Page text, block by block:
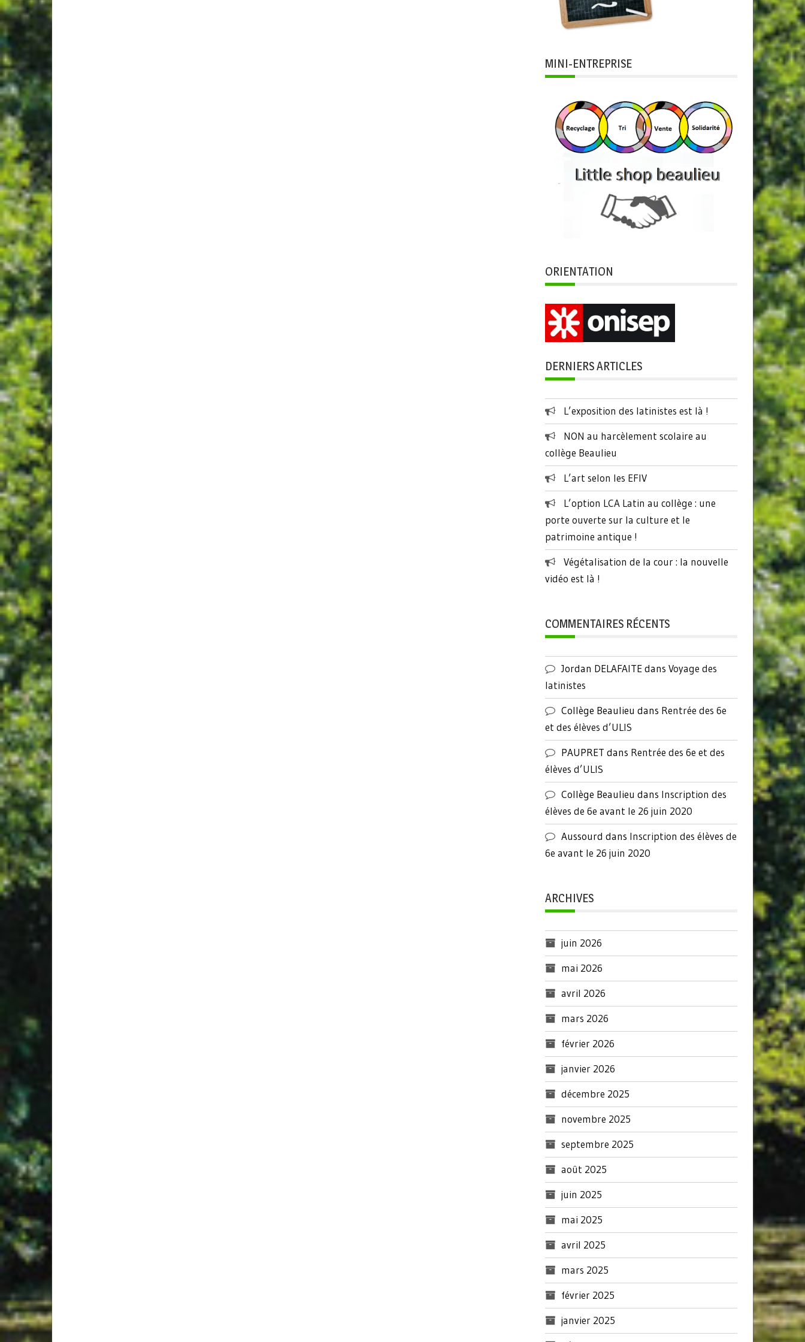
MINI-ENTREPRISE
ORIENTATION
DERNIERS ARTICLES
L’exposition des latinistes est là !
NON au harcèlement scolaire au
collège Beaulieu
L’art selon les EFIV
L’option LCA Latin au collège : une
porte ouverte sur la culture et le
patrimoine antique !
Végétalisation de la cour : la nouvelle
vidéo est là !
COMMENTAIRES RÉCENTS
Jordan DELAFAITEdans Voyage des
latinistes
Collège Beaulieu dans Rentrée des 6e
et des élèves d’ULIS
PAUPRET dans Rentrée des 6e et des
élèves d’ULIS
Collège Beaulieu dans Inscription des
élèves de 6e avant le 26 juin 2020
Aussourd dans Inscription des élèves de
6e avant le 26 juin 2020
ARCHIVES
juin 2026
mai 2026
avril 2026
mars 2026
février 2026
janvier 2026
décembre 2025
novembre 2025
septembre 2025
août 2025
juin 2025
mai 2025
avril 2025
mars 2025
février 2025
janvier 2025